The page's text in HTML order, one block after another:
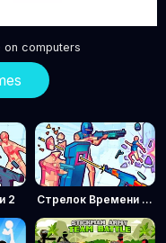
on computers
2 Стрелок Времени 3: Спецназ